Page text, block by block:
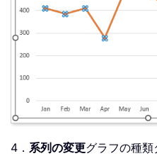
4． 系列の変更グラフの種